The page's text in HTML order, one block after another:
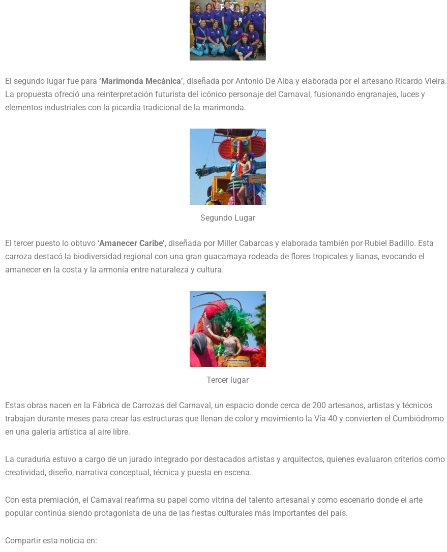
El segundo lugar fue para ‘Marimonda Mecánica’, diseñada por Antonio De Alba y elaborada por el artesano Ricardo Vieira.
La propuesta ofreció una reinterpretación futurista del icónico personaje del Carnaval, fusionando engranajes, luces y
elementos industriales con la picardía tradicional de la marimonda.
Segundo Lugar
El tercer puesto lo obtuvo ‘Amanecer Caribe’, diseñada por Miller Cabarcas y elaborada también por Rubiel Badillo. Esta
carroza destacó la biodiversidad regional con una gran guacamaya rodeada de flores tropicales y lianas, evocando el
amanecer en la costa y la armonía entre naturaleza y cultura.
Tercer lugar
Estas obras nacen en la Fábrica de Carrozas del Carnaval, un espacio donde cerca de 200 artesanos, artistas y técnicos
trabajan durante meses para crear las estructuras que llenan de color y movimiento la Vía 40 y convierten el Cumbiódromo
en una galería artística al aire libre.
La curaduría estuvo a cargo de un jurado integrado por destacados artistas y arquitectos, quienes evaluaron criterios como
creatividad, diseño, narrativa conceptual, técnica y puesta en escena.
Con esta premiación, el Carnaval reafirma su papel como vitrina del talento artesanal y como escenario donde el arte
popular continúa siendo protagonista de una de las fiestas culturales más importantes del país.
Compartir esta noticia en: